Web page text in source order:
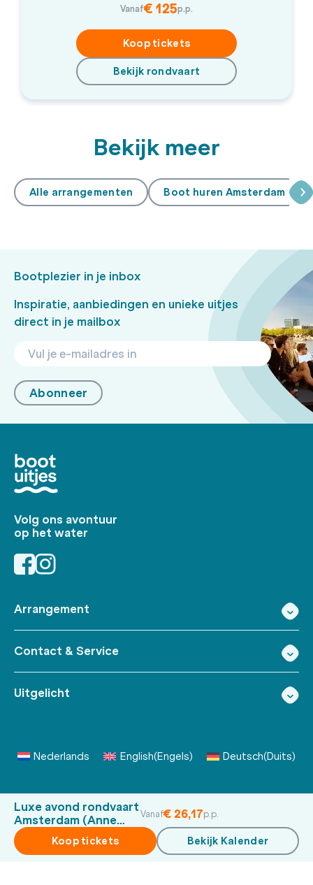
Luxe avond rondvaart
Amsterdam (Anne
Frank Huis)
Vanaf€ 26,17p.p.
Koop tickets Bekijk Kalender
Vanaf€ 125p.p.
Koop tickets
Bekijk rondvaart
Bekijk meer
Alle arrangementen Boot huren Amsterdam
Bootplezier in je inbox
Inspiratie, aanbiedingen en unieke uitjes
direct in je mailbox
Abonneer
Volg ons avontuur
op het water
Arrangement
Contact & Service
Uitgelicht
Nederlands English(Engels) Deutsch(Duits)